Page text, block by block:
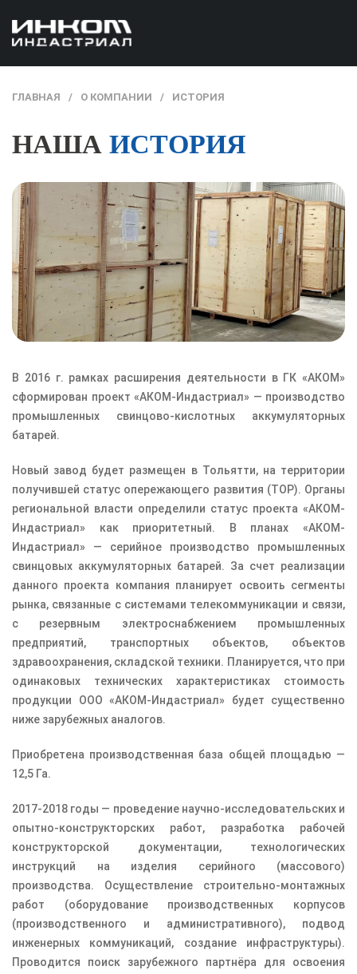
ГЛАВНАЯ О КОМПАНИИ ИСТОРИЯ
НАША ИСТОРИЯ
В 2016 г. рамках расширения деятельности в ГК «АКОМ»
сформирован проект «АКОМ-Индастриал» — производство
промышленных свинцово-кислотных аккумуляторных
батарей.
Новый завод будет размещен в Тольятти, на территории
получившей статус опережающего развития (ТОР). Органы
региональной власти определили статус проекта «АКОМ-
Индастриал» как приоритетный. В планах «АКОМ-
Индастриал» — серийное производство промышленных
свинцовых аккумуляторных батарей. За счет реализации
данного проекта компания планирует освоить сегменты
рынка, связанные с системами телекоммуникации и связи,
с резервным электроснабжением промышленных
предприятий, транспортных объектов, объектов
здравоохранения, складской техники. Планируется, что при
одинаковых технических характеристиках стоимость
продукции ООО «АКОМ-Индастриал» будет существенно
ниже зарубежных аналогов.
Приобретена производственная база общей площадью —
12,5 Га.
2017-2018 годы — проведение научно-исследовательских и
опытно-конструкторских работ, разработка рабочей
конструкторской документации, технологических
инструкций на изделия серийного (массового)
производства. Осуществление строительно-монтажных
работ (оборудование производственных корпусов
(производственного и административного), подвод
инженерных коммуникаций, создание инфраструктуры).
Проводится поиск зарубежного партнёра для освоения